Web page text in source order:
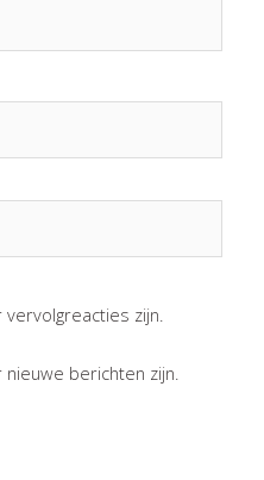
zijn.
berichten zijn.